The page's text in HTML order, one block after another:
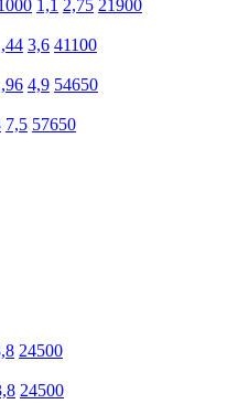
1,1 2,75 21900
3,6 41100
4,9 54650
7,5 57650
24500
24500